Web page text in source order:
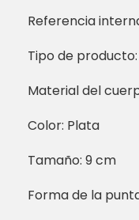
Referencia
Tipo de
Material del
Color: Plata
Tamaño: 9 cm
Forma de la